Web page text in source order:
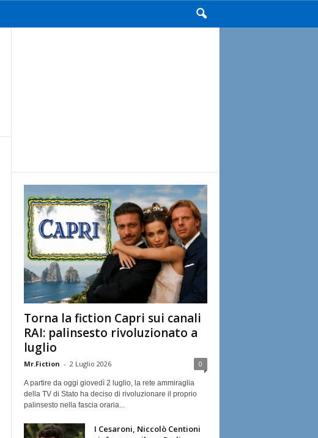
Torna la fiction Capri sui canali
RAI: palinsesto rivoluzionato a
luglio
Mr.Fiction - 2 Luglio 2026 0
A partire da oggi giovedì 2 luglio, la rete ammiraglia
della TV di Stato ha deciso di rivoluzionare il proprio
palinsesto nella fascia oraria...
I Cesaroni, Niccolò Centioni